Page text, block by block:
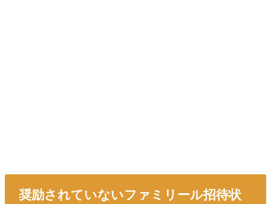
奨励されていないファミリール招待状